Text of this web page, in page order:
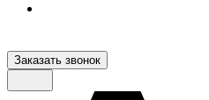
Заказать звонок